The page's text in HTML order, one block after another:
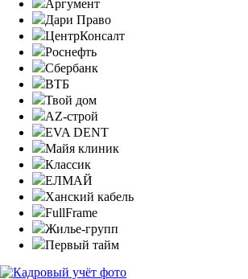
Аргумент
Дари Право
ЦентрКонсалт
Роснефть
Сбербанк
ВТБ
Твой дом
AZ-строй
EVA DENT
Майя клиник
Классик
ЕЛМАЙ
Ханский кабель
FullFrame
Жилье-групп
Первый тайм